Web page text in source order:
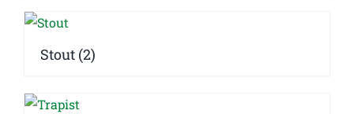
Stout (2)